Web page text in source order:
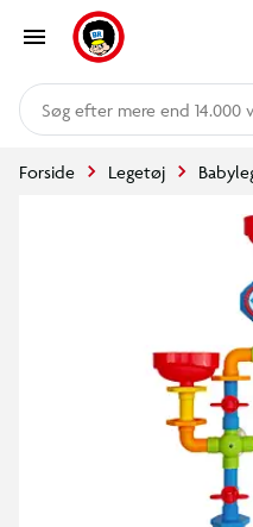
mere end 14.000
Forside Legetøj